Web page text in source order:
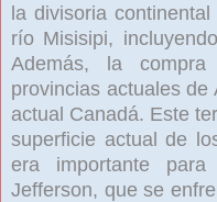
la divisoria continental
río Misisipi,
Además, la
provincias actuales de
actual Canadá. Este
superficie actual de
era importante
Jefferson, que se